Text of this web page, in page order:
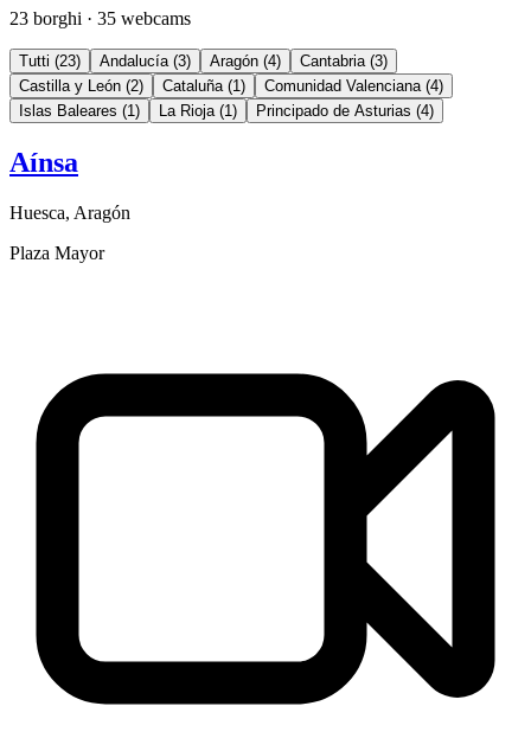
23 borghi · 35 webcams
Tutti (23) Andalucía (3) Aragón (4) Cantabria (3)
Castilla y León (2) Cataluña (1 ) Comunidad Valenciana (4)
Islas Baleares (1 ) La Rioja (1 ) Principado de Asturias (4)
Aínsa
Huesca, Aragón
Plaza Mayor